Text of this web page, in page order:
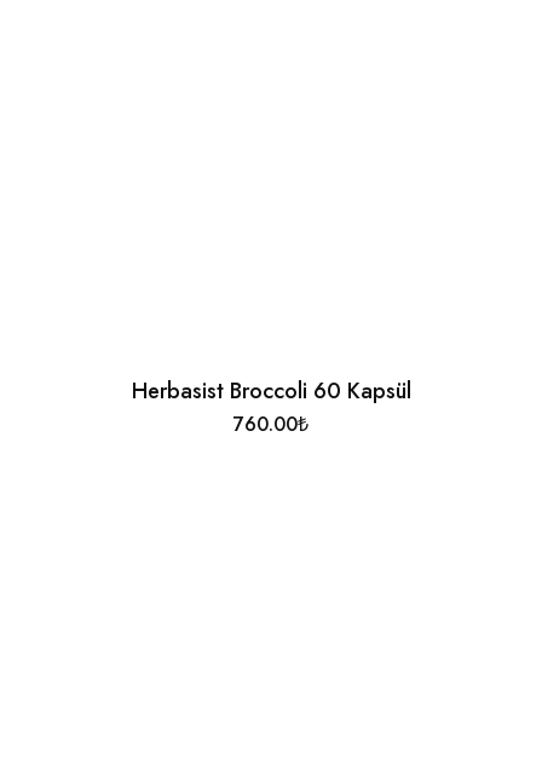
Herbasist Broccoli 60 Kapsül
760.00₺